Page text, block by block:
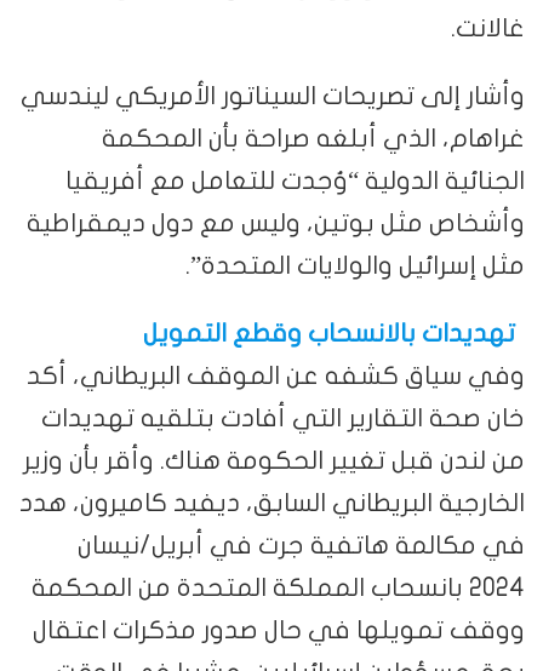
غالانت.
وأشار إلى تصريحات السيناتور الأمريكي ليندسي
غراهام، الذي أبلغه صراحة بأن المحكمة
الجنائية الدولية “وُجدت للتعامل مع أفريقيا
وأشخاص مثل بوتين، وليس مع دول ديمقراطية
مثل إسرائيل والولايات المتحدة”.
تهديدات بالانسحاب وقطع التمويل
وفي سياق كشفه عن الموقف البريطاني، أكد
خان صحة التقارير التي أفادت بتلقيه تهديدات
من لندن قبل تغيير الحكومة هناك. وأقر بأن وزير
الخارجية البريطاني السابق، ديفيد كاميرون، هدد
في مكالمة هاتفية جرت في أبريل/نيسان
2024 بانسحاب المملكة المتحدة من المحكمة
ووقف تمويلها في حال صدور مذكرات اعتقال